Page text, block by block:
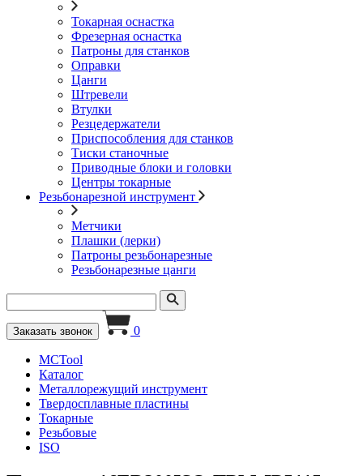
Токарная оснастка
Фрезерная оснастка
Патроны для станков
Оправки
Цанги
Штревели
Втулки
Резцедержатели
Приспособления для станков
Тиски станочные
Приводные блоки и головки
Центры токарные
Резьбонарезной инструмент
Метчики
Плашки (лерки)
Патроны резьбонарезные
Резьбонарезные цанги
Заказать звонок 0
MCTool
Каталог
Металлорежущий инструмент
Твердосплавные пластины
Токарные
Резьбовые
ISO